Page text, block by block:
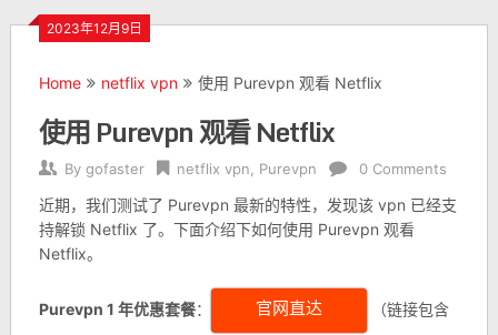
2023年12月9日
Home netflix vpn 使用 Purevpn 观看 Netflix
使用 Purevpn 观看 Netflix
By gofaster netflix vpn Purevpn 0 Comments
近期，我们测试了 Purevpn 最新的特性，发现该 vpn 已经支
持解锁 Netflix 了。下面介绍下如何使用 Purevpn 观看
Netflix。
Purevpn 1 年优惠套餐： 官网直达
（链接包含